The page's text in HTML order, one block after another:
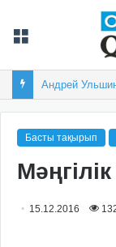
Андрей
Басты тақырып
15.12.2016